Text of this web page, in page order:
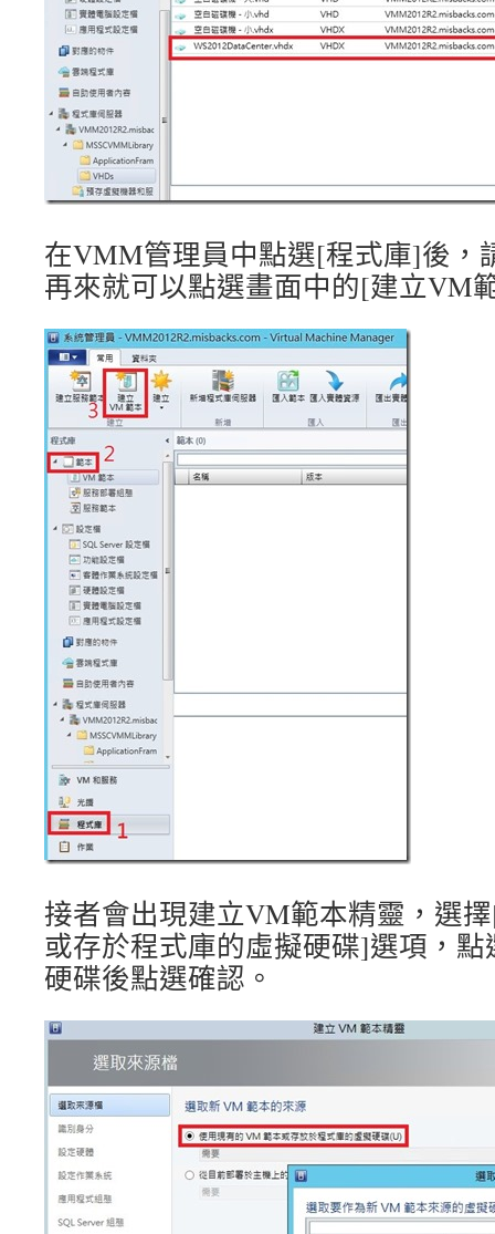
在VMM管理員中點選[程式庫]後，
再來就可以點選畫面中的[建立VM
接者會出現建立VM範本精靈，選
或存於程式庫的虛擬硬碟]選項，
硬碟後點選確認。